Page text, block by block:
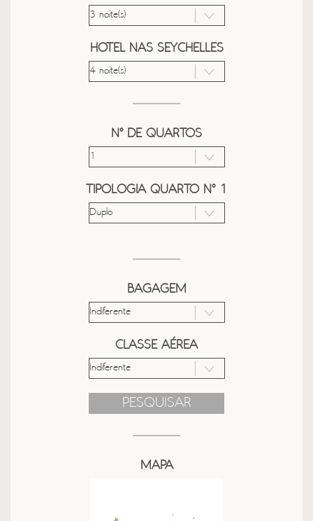
HOTEL NAS SEYCHELLES
Nº DE QUARTOS
TIPOLOGIA QUARTO Nº 1
BAGAGEM
CLASSE AÉREA
PESQUISAR
MAPA